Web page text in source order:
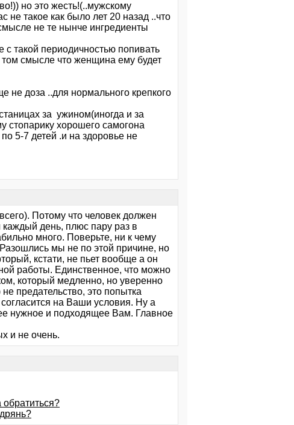
но это жесть!(..мужскому
не такое как было лет 20 назад ..что
не те нынче ингредиенты
с такой периодичностью попивать
смысле что женщина ему будет
не доза ..для нормального крепкого
за ужином(иногда и за
стопарику хорошего самогона
5-7 детей .и на здоровье не
Потому что человек должен
день, плюс пару раз в
много. Поверьте, ни к чему
мы не по этой причине, но
кстати, не пьет вообще а он
работы. Единственное, что можно
который медленно, но уверенно
предательство, это попытка
на Ваши условия. Ну а
нужное и подходящее Вам. Главное
и не очень.